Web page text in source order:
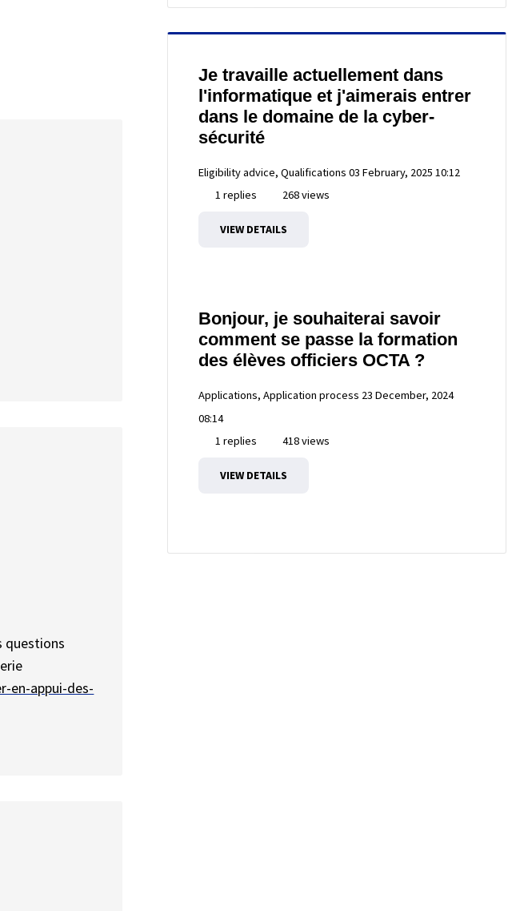
questions
en-appui-des-
Je travaille actuellement dans
l'informatique et j'aimerais entrer
dans le domaine de la cyber-
sécurité
Eligibility advice, Qualifications 03 February, 2025 10:12
1 replies
268 views
VIEW DETAILS
Bonjour, je souhaiterai savoir
comment se passe la formation
des élèves officiers OCTA ?
Applications, Application process 23 December, 2024
08:14
1 replies
418 views
VIEW DETAILS